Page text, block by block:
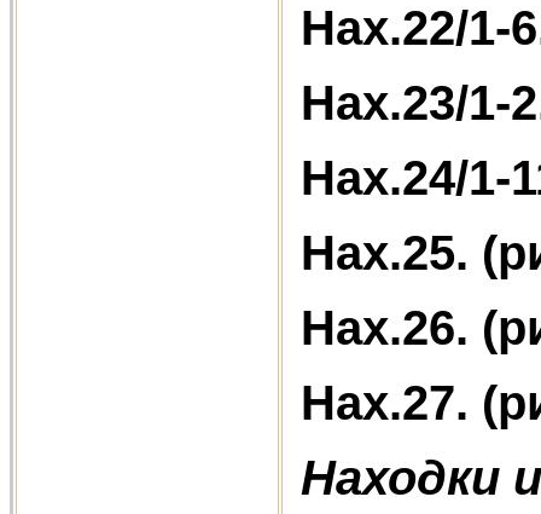
Нах.22/1-
Нах.23/1-
Нах.24/1-
Нах.25.
Нах.26.
Нах.27.
Находки